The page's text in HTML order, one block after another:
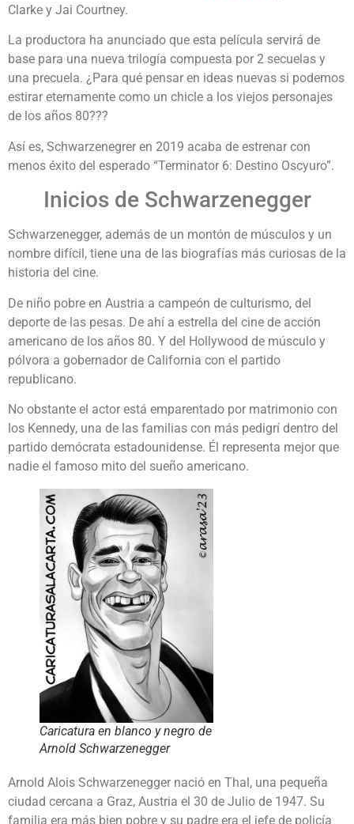
Clarke y Jai Courtney.
La productora ha anunciado que esta película servirá de
base para una nueva trilogía compuesta por 2 secuelas y
una precuela. ¿Para qué pensar en ideas nuevas si podemos
estirar eternamente como un chicle a los viejos personajes
de los años 80???
Así es, Schwarzenegrer en 2019 acaba de estrenar con
menos éxito del esperado “Terminator 6: Destino Oscyuro”.
Inicios de Schwarzenegger
Schwarzenegger, además de un montón de músculos y un
nombre difícil, tiene una de las biografías más curiosas de la
historia del cine.
De niño pobre en Austria a campeón de culturismo, del
deporte de las pesas. De ahí a estrella del cine de acción
americano de los años 80. Y del Hollywood de músculo y
pólvora a gobernador de California con el partido
republicano.
No obstante el actor está emparentado por matrimonio con
los Kennedy, una de las familias con más pedigrí dentro del
partido demócrata estadounidense. Él representa mejor que
nadie el famoso mito del sueño americano.
Caricatura en blanco y negro de
Arnold Schwarzenegger
Arnold Alois Schwarzenegger nació en Thal, una pequeña
ciudad cercana a Graz, Austria el 30 de Julio de 1947. Su
familia era más bien pobre y su padre era el jefe de policía